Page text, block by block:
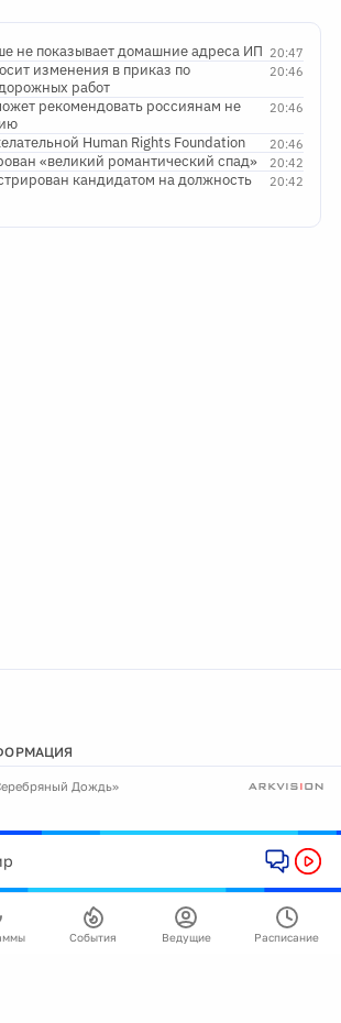
20:47
не показывает домашние адреса ИП
20:46
изменения в приказ по
работ
20:46
рекомендовать россиянам не
20:46
Human Rights Foundation
20:42
«великий романтический спад»
20:42
кандидатом на должность
Дождь»
События Ведущие Расписание